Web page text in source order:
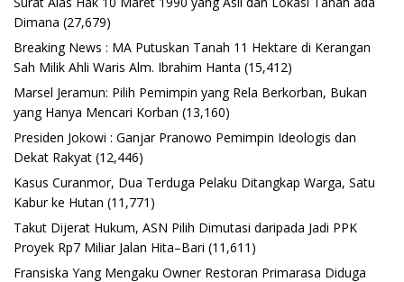
Dimana (27,679)
Breaking News : MA Putuskan Tanah 11 Hektare di Kerangan
Sah Milik Ahli Waris Alm. Ibrahim Hanta (15,412)
Marsel Jeramun: Pilih Pemimpin yang Rela Berkorban, Bukan
yang Hanya Mencari Korban (13,160)
Presiden Jokowi : Ganjar Pranowo Pemimpin Ideologis dan
Dekat Rakyat (12,446)
Kasus Curanmor, Dua Terduga Pelaku Ditangkap Warga, Satu
Kabur ke Hutan (11,771)
Takut Dijerat Hukum, ASN Pilih Dimutasi daripada Jadi PPK
Proyek Rp7 Miliar Jalan Hita–Bari (11,611)
Fransiska Yang Mengaku Owner Restoran Primarasa Diduga